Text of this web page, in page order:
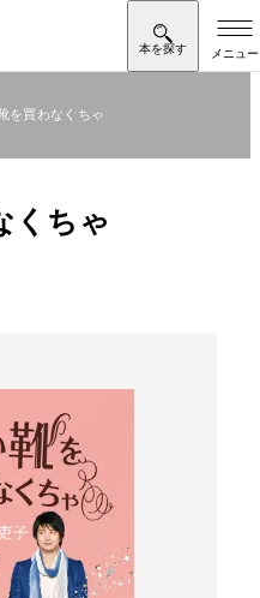
を買わなくちゃ
くちゃ